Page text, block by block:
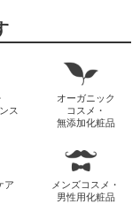
ス
オーガニック
コスメ・
無添加化粧品
ア
メンズコスメ・
男性用化粧品